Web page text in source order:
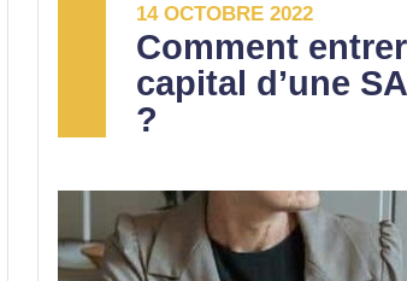
14 OCTOBRE 2022
Comment
capital d’une
?